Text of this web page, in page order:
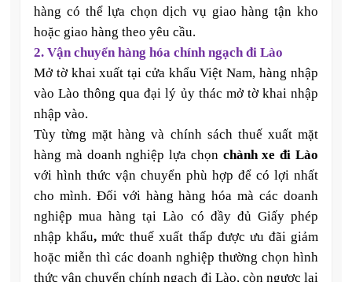
hàng có thể lựa chọn dịch vụ giao hàng tận kho
hoặc giao hàng theo yêu cầu.
2. Vận chuyển hàng hóa chính ngạch đi Lào
Mở tờ khai xuất tại cửa khẩu Việt Nam, hàng nhập
vào Lào thông qua đại lý ủy thác mở tờ khai nhập
nhập vào.
Tùy từng mặt hàng và chính sách thuế xuất mặt
hàng mà doanh nghiệp lựa chọn chành xe đi Lào
với hình thức vận chuyển phù hợp để có lợi nhất
cho mình. Đối với hàng hàng hóa mà các doanh
nghiệp mua hàng tại Lào có đầy đủ Giấy phép
nhập khẩu, mức thuế xuất thấp được ưu đãi giảm
hoặc miễn thì các doanh nghiệp thường chọn hình
thức vận chuyển chính ngạch đi Lào, còn ngược lại